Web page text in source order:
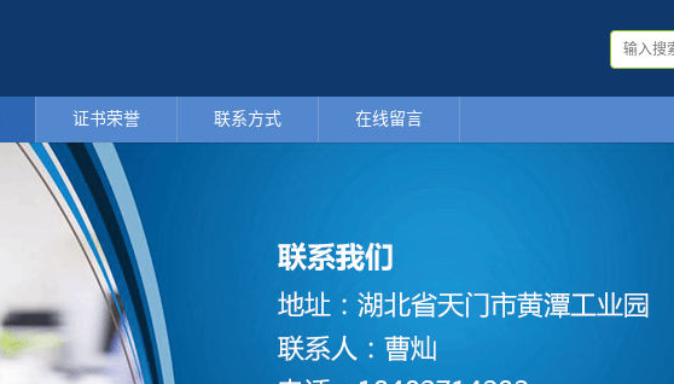
证书荣誉 联系方式 在线留言